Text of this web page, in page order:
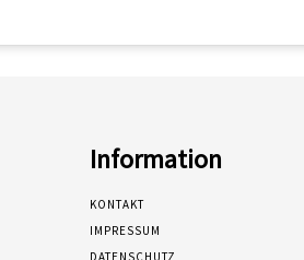
Information
KONTAKT
IMPRESSUM
DATENSCHUTZ